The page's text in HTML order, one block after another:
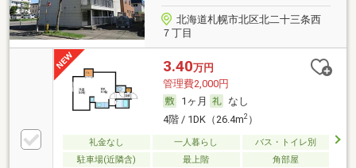
北海道札幌市北区北二十三条西
７丁目
3.40万円
管理費2,000円
1ヶ月
なし
4階 / 1DK（26.4m2）
礼金なし 一人暮らし
バス・トイレ別
駐車場(近隣含)
最上階 角部屋